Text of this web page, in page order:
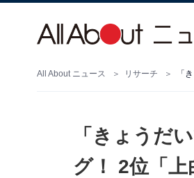
All About ニュース リサーチ 「
「きょうだ
グ！ 2位「上